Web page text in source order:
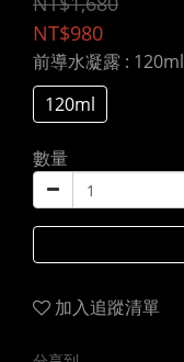
NT$980
前導水凝露 : 120ml
120ml
數量
加入追蹤清單